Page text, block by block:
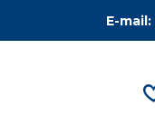
E-mail: